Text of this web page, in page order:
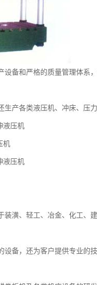
设备和严格的质量管理体系
生产各类液压机、冲床、压
液压机
机
液压机
装潢、轻工、冶金、化工、
设备，还为客户提供专业的